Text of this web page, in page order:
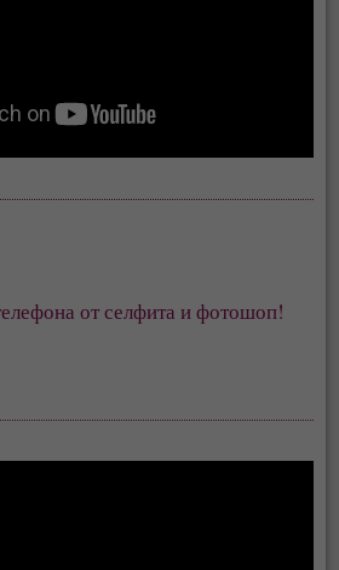
от селфита и фотошоп!